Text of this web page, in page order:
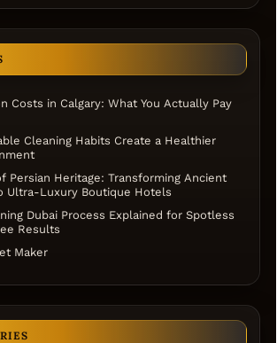
Costs in Calgary: What You Actually Pay
Cleaning Habits Create a Healthier
Persian Heritage: Transforming Ancient
Ultra-Luxury Boutique Hotels
Dubai Process Explained for Spotless
Results
Maker